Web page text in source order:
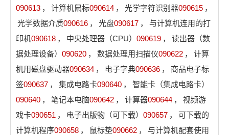
090613 ， 计算机鼠标090614 ， 光学字符识别器090615 ，
光学数据介质090616 ， 光盘090617 ，
与计算机连用的打
印机090618 ， 中央处理器（CPU） 090619 ，
读出器（数
据处理设备） 090620 ， 数据处理用扫描仪090622 ，
计算
机用磁盘驱动器090634 ， 电子字典090636 ，
商品电子标
签090637 ， 集成电路卡090640 ，
智能卡（集成电路卡）
090640 ， 笔记本电脑090642 ， 计算器090644 ，
视频游
戏卡090651 ， 电子出版物（可下载） 090657 ，
可下载的
计算机程序090658 ， 鼠标垫090662 ，
与计算机配套使用